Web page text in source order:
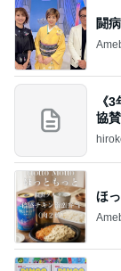
闘
《
協
すぎ
ほ